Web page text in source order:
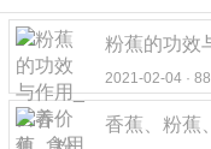
2021-02-04 ·
香蕉、粉蕉